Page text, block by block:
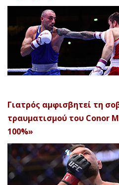
Γιατρός αμφισβητεί τη
τραυματισμού του Conor
100%»